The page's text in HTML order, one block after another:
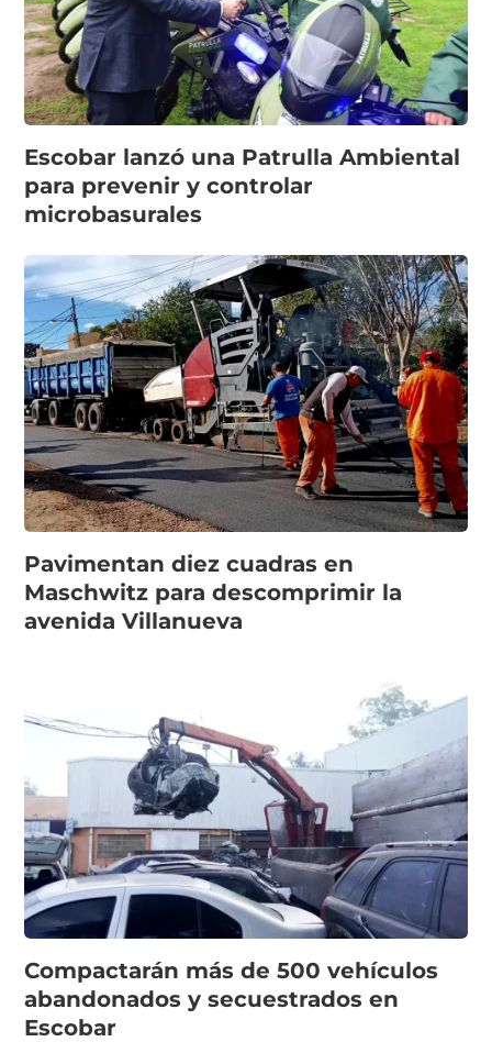
Escobar lanzó una Patrulla Ambiental
para prevenir y controlar
microbasurales
Pavimentan diez cuadras en
Maschwitz para descomprimir la
avenida Villanueva
Compactarán más de 500 vehículos
abandonados y secuestrados en
Escobar